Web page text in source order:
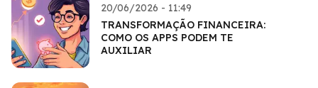
20/06/2026 - 11:49
TRANSFORMAÇÃO FINANCEIRA:
COMO OS APPS PODEM TE
AUXILIAR